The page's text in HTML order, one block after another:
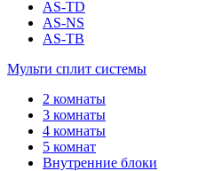
AS-TD
AS-NS
AS-TB
Мульти сплит системы
2 комнаты
3 комнаты
4 комнаты
5 комнат
Внутренние блоки